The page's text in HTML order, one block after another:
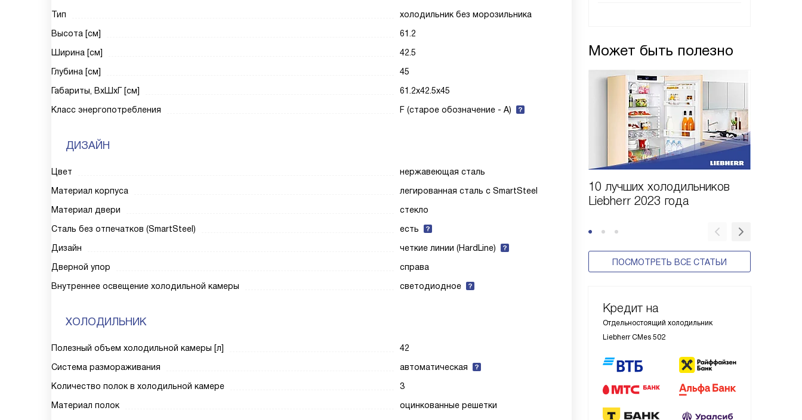
Может быть полезно
10 лучших холодильников
Liebherr 2023 года
ПОСМОТРЕТЬ ВСЕ СТАТЬИ
Кредит на
Отдельностоящий холодильник
Liebherr CMes 502
Тип
холодильник без морозильника
Высота [см]
61.2
Ширина [см]
42.5
Глубина [см]
45
Габариты, ВxШxГ [см]
61.2x42.5x45
Класс энергопотребления
F (старое обозначение - A)
ДИЗАЙН
Цвет
нержавеющая сталь
Материал корпуса
легированная сталь с SmartSteel
Материал двери
стекло
Сталь без отпечатков (SmartSteel)
есть
Дизайн
четкие линии (HardLine)
Дверной упор
справа
Внутреннее освещение холодильной камеры
светодиодное
ХОЛОДИЛЬНИК
Полезный объем холодильной камеры [л]
42
Система размораживания
автоматическая
Количество полок в холодильной камере
3
Материал полок
оцинкованные решетки